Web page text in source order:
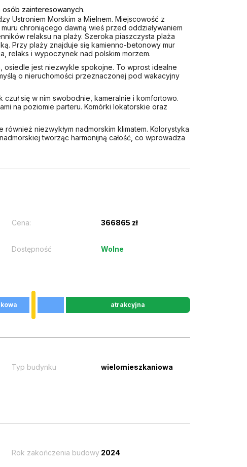
zainteresowanych.
Ustroniem Morskim a Mielnem. Miejscowość z
chroniącego dawną wieś przed oddziaływaniem
relaksu na plaży. Szeroka piaszczysta plaża
Przy plaży znajduje się kamienno-betonowy mur
relaks i wypoczynek nad polskim morzem.
osiedle jest niezwykle spokojne. To wprost idealne
o nieruchomości przeznaczonej pod wakacyjny
się w nim swobodnie, kameralnie i komfortowo.
na poziomie parteru. Komórki lokatorskie oraz
niezwykłym nadmorskim klimatem. Kolorystyka
tworząc harmonijną całość, co wprowadza
Cena: 366865 zł
Dostępność Wolne
atrakcyjna
Typ budynku wielomieszkaniowa
Rok zakończenia budowy 2024